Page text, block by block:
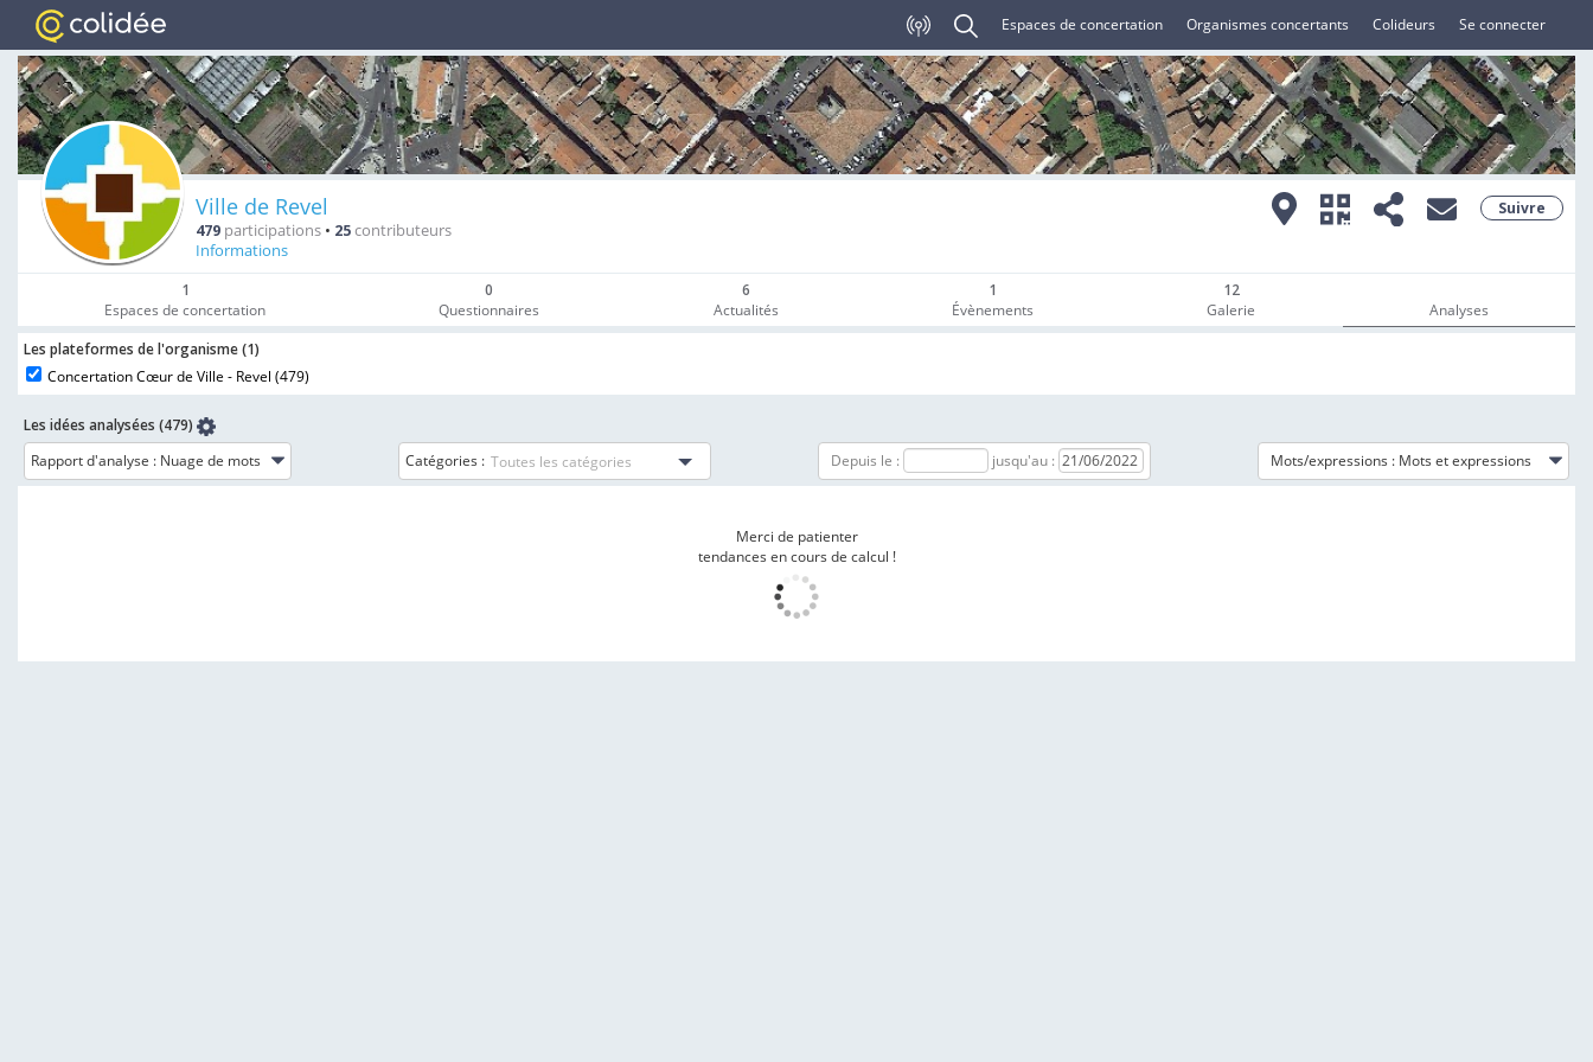
Espaces de concertation Organismes concertants Colideurs Se connecter
Ville de Revel
479 participations • 25contributeurs
Informations
Suivre
1
Espaces de concertation
0
Questionnaires
6
Actualités
1
Évènements
12
Galerie
Analyses
Les plateformes de l'organisme (1)
Concertation Cœur de Ville - Revel (479)
Les idées analysées (479)
Rapport d'analyse :
Catégories : Toutes les catégories Depuis le : jusqu'au : Mots/expressions :
Merci de patienter
tendances en cours de calcul !